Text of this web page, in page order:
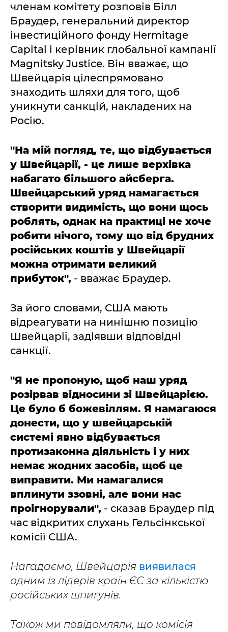
членам комітету розповів Білл
Браудер, генеральний директор
інвестиційного фонду Hermitage
Capital і керівник глобальної кампанії
Magnitsky Justice. Він вважає, що
Швейцарія цілеспрямовано
знаходить шляхи для того, щоб
уникнути санкцій, накладених на
Росію.
"На мій погляд, те, що відбувається
у Швейцарії, - це лише верхівка
набагато більшого айсберга.
Швейцарський уряд намагається
створити видимість, що вони щось
роблять, однак на практиці не хоче
робити нічого, тому що від брудних
російських коштів у Швейцарії
можна отримати великий
прибуток", - вважає Браудер.
За його словами, США мають
відреагувати на нинішню позицію
Швейцарії, задіявши відповідні
санкції.
"Я не пропоную, щоб наш уряд
розірвав відносини зі Швейцарією.
Це було б божевіллям. Я намагаюся
донести, що у швейцарській
системі явно відбувається
протизаконна діяльність і у них
немає жодних засобів, щоб це
виправити. Ми намагалися
вплинути ззовні, але вони нас
проігнорували", - сказав Браудер під
час відкритих слухань Гельсінкської
комісії США.
Нагадаємо, Швейцарія виявилася
одним із лідерів країн ЄС за кількістю
російських шпигунів.
Також ми повідомляли, що комісія